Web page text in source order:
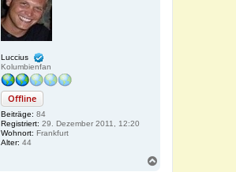
Luccius
Kolumbienfan
Offline
Beiträge: 84
Registriert: 29. Dezember 2011, 12:20
Wohnort: Frankfurt
Alter: 44